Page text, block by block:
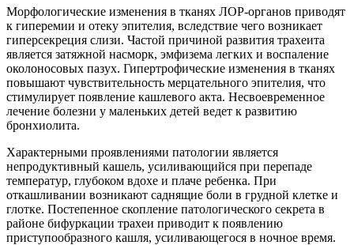
Морфологические изменения в тканях ЛОР-органов приводят
к гиперемии и отеку эпителия, вследствие чего возникает
гиперсекреция слизи. Частой причиной развития трахеита
является затяжной насморк, эмфизема легких и воспаление
околоносовых пазух. Гипертрофические изменения в тканях
повышают чувствительность мерцательного эпителия, что
стимулирует появление кашлевого акта. Несвоевременное
лечение болезни у маленьких детей ведет к развитию
бронхиолита.
Характерными проявлениями патологии является
непродуктивный кашель, усиливающийся при перепаде
температур, глубоком вдохе и плаче ребенка. При
откашливании возникают саднящие боли в грудной клетке и
глотке. Постепенное скопление патологического секрета в
районе бифуркации трахеи приводит к появлению
приступообразного кашля, усиливающегося в ночное время.